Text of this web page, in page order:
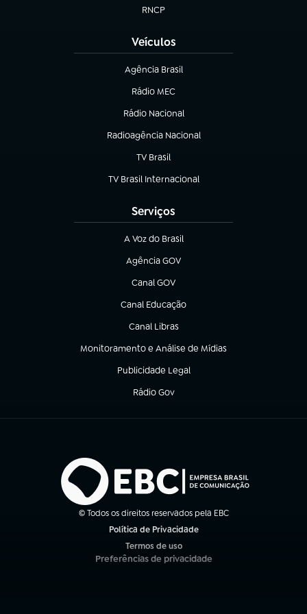
RNCP
(abre em nova aba)
Veículos
Agência Brasil
(abre em nova aba)
Rádio MEC
(abre em nova aba)
Rádio Nacional
Radioagência Nacional
(abre em nova aba)
TV Brasil
(abre em nova aba)
TV Brasil Internacional
(abre em nova aba)
Serviços
A Voz do Brasil
(abre em nova aba)
Agência GOV
(abre em nova aba)
Canal GOV
(abre em nova aba)
Canal Educação
(abre em nova aba)
Canal Libras
(abre em nova aba)
Monitoramento e Análise de Mídias
(abre em nova aba)
Publicidade Legal
(abre em nova aba)
Rádio Gov
(abre em nova aba)
© Todos os direitos reservados pela EBC
Política de Privacidade
Termos de uso
(abre em nova aba)
Preferências de privacidade